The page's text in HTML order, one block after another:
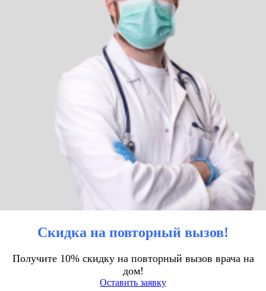
Скидка на повторный вызов!
Получите 10% скидку на повторный вызов врача на
дом!
Оставить заявку